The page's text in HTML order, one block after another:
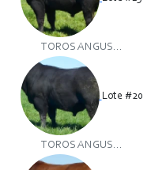
TOROS ANGUS...
Lote #20
TOROS ANGUS...